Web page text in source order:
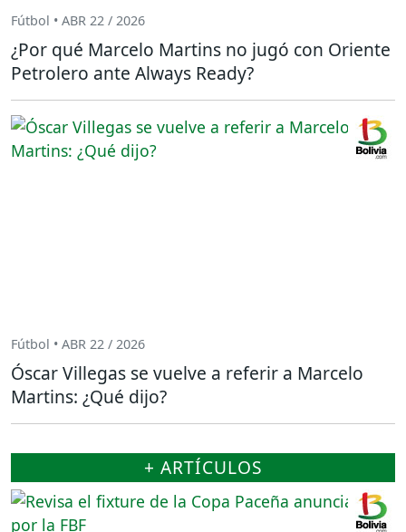
Fútbol • ABR 22 / 2026
¿Por qué Marcelo Martins no jugó con Oriente
Petrolero ante Always Ready?
Fútbol • ABR 22 / 2026
Óscar Villegas se vuelve a referir a Marcelo
Martins: ¿Qué dijo?
+ ARTÍCULOS